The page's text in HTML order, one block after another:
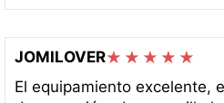
JOMILOVER
El equipamiento excelente,